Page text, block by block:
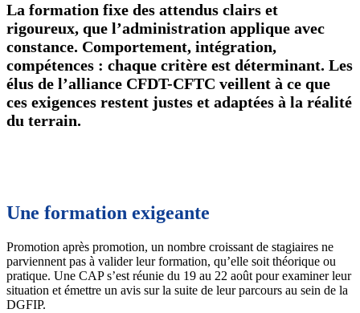
La formation fixe des attendus clairs et
rigoureux, que l’administration applique avec
constance. Comportement, intégration,
compétences : chaque critère est déterminant. Les
élus de l’alliance CFDT-CFTC veillent à ce que
ces exigences restent justes et adaptées à la réalité
du terrain.
Une formation exigeante
Promotion après promotion, un nombre croissant de stagiaires ne
parviennent pas à valider leur formation, qu’elle soit théorique ou
pratique. Une CAP s’est réunie du 19 au 22 août pour examiner leur
situation et émettre un avis sur la suite de leur parcours au sein de la
DGFIP.